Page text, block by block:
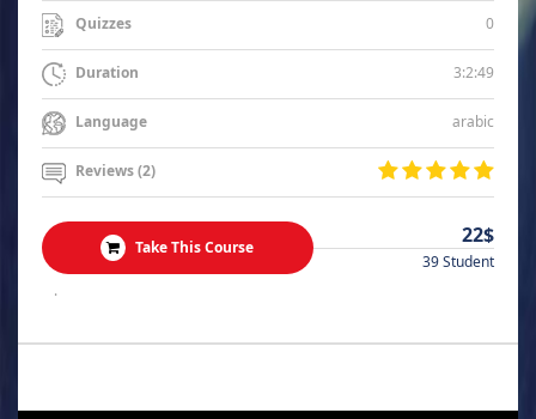
Quizzes 0
Duration 3:2:49
Language arabic
Reviews (2)
Take This Course 22$
39 Student
.